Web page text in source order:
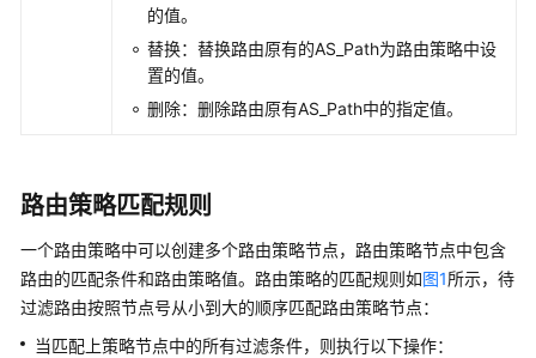
中
策
略
节
点
的值。
替换：替换路由原有的AS_Path为路由策略中设
置的值。
删除：删除路由原有AS_Path中的指定值。
路由策略匹配规则
一个路由策略中可以创建多个路由策略节点，路由策略节点中包含
路由的匹配条件和路由策略值。路由策略的匹配规则如图1所示，待
过滤路由按照节点号从小到大的顺序匹配路由策略节点：
当匹配上策略节点中的所有过滤条件，则执行以下操作：